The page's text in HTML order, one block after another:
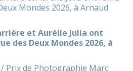
et Aurélie Julia ont
des Deux Mondes 2026, à